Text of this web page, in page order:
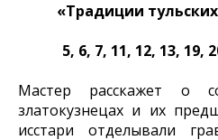
«Традиции
5, 6, 7, 11, 12, 13, 19,
Мастер расскажет о
златокузнецах и их
исстари отделывали